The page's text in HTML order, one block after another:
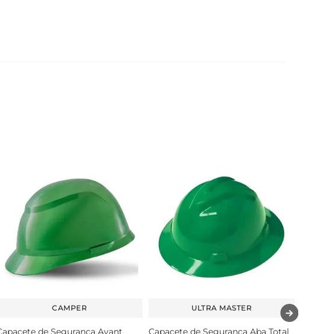
CAMPER
de Segurança Avant
ULTRA MASTER
Capacete de Segurança Aba Total